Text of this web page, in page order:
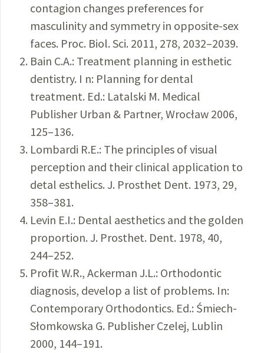
contagion changes preferences for
masculinity and symmetry in opposite-sex
faces. Proc. Biol. Sci. 2011, 278, 2032–2039.
Bain C.A.: Treatment planning in esthetic
dentistry. I n: Planning for dental
treatment. Ed.: Latalski M. Medical
Publisher Urban & Partner, Wrocław 2006,
125–136.
Lombardi R.E.: The principles of visual
perception and their clinical application to
detal esthelics. J. Prosthet Dent. 1973, 29,
358–381.
Levin E.I.: Dental aesthetics and the golden
proportion. J. Prosthet. Dent. 1978, 40,
244–252.
Profit W.R., Ackerman J.L.: Orthodontic
diagnosis, develop a list of problems. In:
Contemporary Orthodontics. Ed.: Śmiech-
Słomkowska G. Publisher Czelej, Lublin
2000, 144–191.